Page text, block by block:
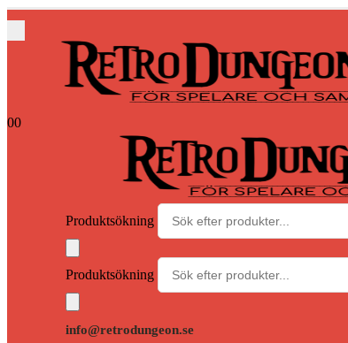
00
Produktsökning
Produktsökning
info@retrodungeon.se